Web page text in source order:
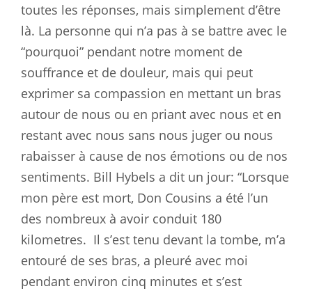
toutes les réponses, mais simplement d’être
là. La personne qui n’a pas à se battre avec le
“pourquoi” pendant notre moment de
souffrance et de douleur, mais qui peut
exprimer sa compassion en mettant un bras
autour de nous ou en priant avec nous et en
restant avec nous sans nous juger ou nous
rabaisser à cause de nos émotions ou de nos
sentiments. Bill Hybels a dit un jour: “Lorsque
mon père est mort, Don Cousins a été l’un
des nombreux à avoir conduit 180
kilometres. Il s’est tenu devant la tombe, m’a
entouré de ses bras, a pleuré avec moi
pendant environ cinq minutes et s’est